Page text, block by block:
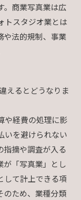
。商業写真業は広
トスタジオ業とは
や法的規制、事業
えるとどうなりま
や経費の処理に影
いを避けられない
指摘や調査が入る
が「写真業」とし
して計上できる項
のため、業種分類